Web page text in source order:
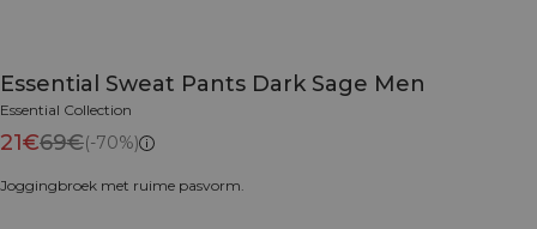
Essential Sweat Pants Dark Sage Men
Essential Collection
21€69€(-70%)
Joggingbroek met ruime pasvorm.